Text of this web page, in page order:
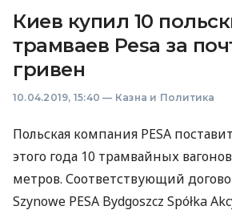
Киев купил 10
трамваев Pesa за
гривен
10.04.2019, 15:40 — Казна и Политика
Польская компания PESA
этого года 10 трамвайных
метров. Соответствующий
Szynowe PESA Bydgoszcz Spółka